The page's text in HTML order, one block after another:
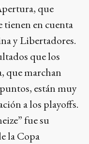
que
tienen en cuenta
y Libertadores.
que los
que marchan
están muy
a los playoffs.
fue su
la Copa